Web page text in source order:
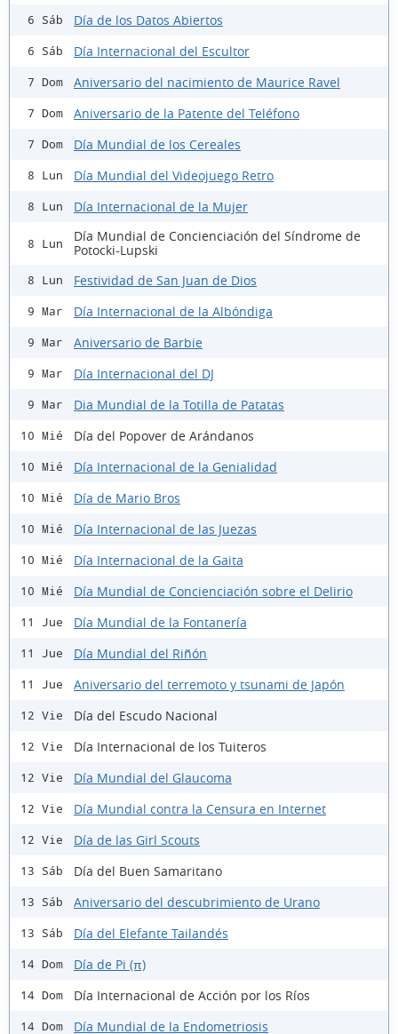
6 Sáb Día de los Datos Abiertos
6 Sáb Día Internacional del Escultor
7 Dom Aniversario del nacimiento de Maurice Ravel
7 Dom Aniversario de la Patente del Teléfono
7 Dom Día Mundial de los Cereales
8 Lun Día Mundial del Videojuego Retro
8 Lun Día Internacional de la Mujer
8 Lun
Día Mundial de Concienciación del Síndrome de
Potocki-Lupski
8 Lun Festividad de San Juan de Dios
9 Mar Día Internacional de la Albóndiga
9 Mar Aniversario de Barbie
9 Mar Día Internacional del DJ
9 Mar Dia Mundial de la Totilla de Patatas
10 Mié Día del Popover de Arándanos
10 Mié Día Internacional de la Genialidad
10 Mié Día de Mario Bros
10 Mié Día Internacional de las Juezas
10 Mié Día Internacional de la Gaita
10 Mié Día Mundial de Concienciación sobre el Delirio
11 Jue Día Mundial de la Fontanería
11 Jue Día Mundial del Riñón
11 Jue Aniversario del terremoto y tsunami de Japón
12 Vie Día del Escudo Nacional
12 Vie Día Internacional de los Tuiteros
12 Vie Día Mundial del Glaucoma
12 Vie Día Mundial contra la Censura en Internet
12 Vie Día de las Girl Scouts
13 Sáb Día del Buen Samaritano
13 Sáb Aniversario del descubrimiento de Urano
13 Sáb Día del Elefante Tailandés
14 Dom Día de Pi (π)
14 Dom Día Internacional de Acción por los Ríos
14 Dom Día Mundial de la Endometriosis